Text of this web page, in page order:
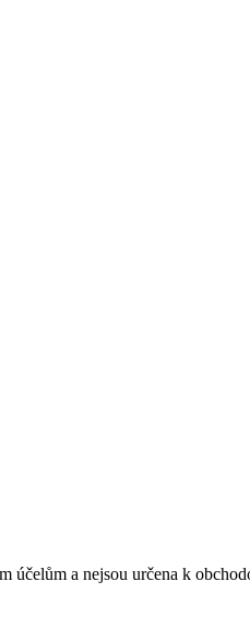
účelům a nejsou určena k